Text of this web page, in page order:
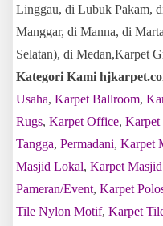
Linggau, di Lubuk Pakam,
Manggar, di Manna, di
Selatan), di Medan,Karpet
Kategori Kami
Usaha, Karpet Ballroom,
Rugs, Karpet Office, Karpet
Tangga, Permadani, Karpet
Masjid Lokal, Karpet
Pameran/Event, Karpet
Tile Nylon Motif, Karpet